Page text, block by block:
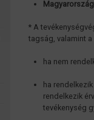
* A
tagság, valamint
ha nem
ha
rendelkezik
tevékenység